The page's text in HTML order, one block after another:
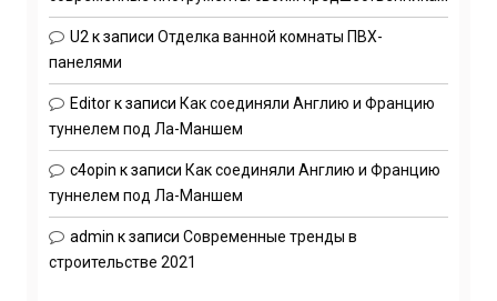
U2 к записи Отделка ванной комнаты ПВХ-
панелями
Editorк записи Как соединяли Англию и Францию
туннелем под Ла-Маншем
c4opin к записи Как соединяли Англию и Францию
туннелем под Ла-Маншем
admin к записи Современные тренды в
строительстве 2021